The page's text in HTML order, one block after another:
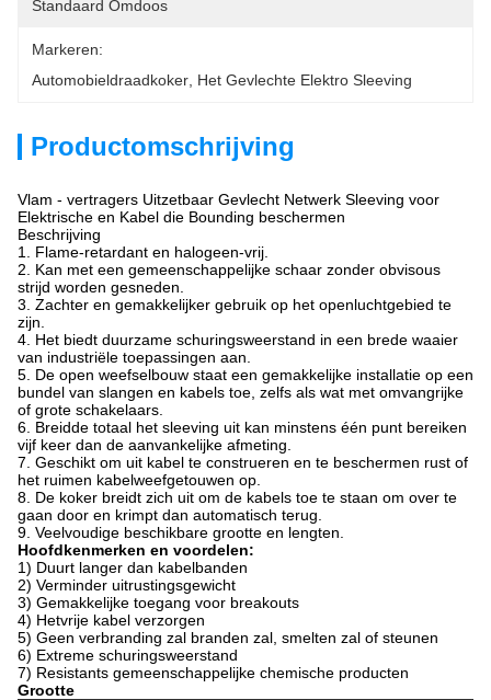
Standaard Omdoos
Markeren:
Automobieldraadkoker Het Gevlechte Elektro Sleeving
Productomschrijving
Vlam - vertragers Uitzetbaar Gevlecht Netwerk Sleeving voor
Elektrische en Kabel die Bounding beschermen
Beschrijving
1. Flame-retardant en halogeen-vrij.
2. Kan met een gemeenschappelijke schaar zonder obvisous
strijd worden gesneden.
3. Zachter en gemakkelijker gebruik op het openluchtgebied te
zijn.
4. Het biedt duurzame schuringsweerstand in een brede waaier
van industriële toepassingen aan.
5. De open weefselbouw staat een gemakkelijke installatie op een
bundel van slangen en kabels toe, zelfs als wat met omvangrijke
of grote schakelaars.
6. Breidde totaal het sleeving uit kan minstens één punt bereiken
vijf keer dan de aanvankelijke afmeting.
7. Geschikt om uit kabel te construeren en te beschermen rust of
het ruimen kabelweefgetouwen op.
8. De koker breidt zich uit om de kabels toe te staan om over te
gaan door en krimpt dan automatisch terug.
9. Veelvoudige beschikbare grootte en lengten.
Hoofdkenmerken en voordelen:
1) Duurt langer dan kabelbanden
2) Verminder uitrustingsgewicht
3) Gemakkelijke toegang voor breakouts
4) Hetvrije kabel verzorgen
5) Geen verbranding zal branden zal, smelten zal of steunen
6) Extreme schuringsweerstand
7) Resistants gemeenschappelijke chemische producten
Grootte